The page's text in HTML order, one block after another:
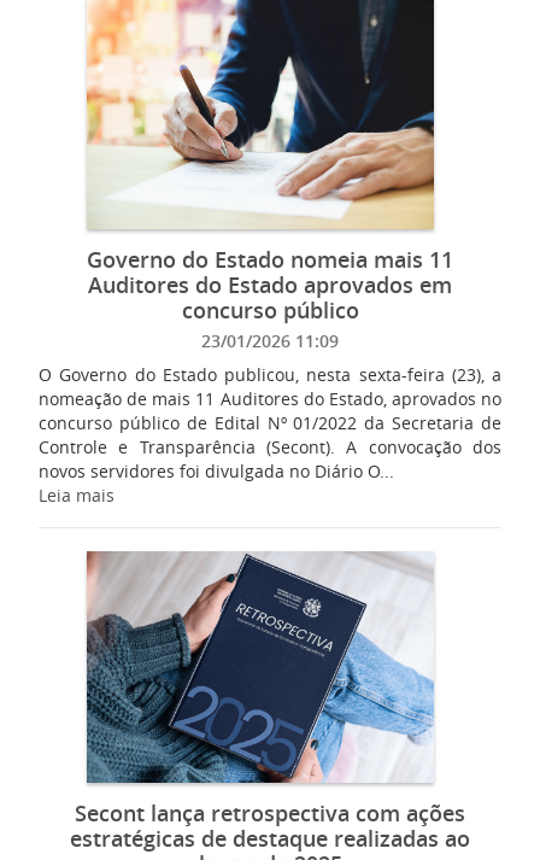
Governo do Estado nomeia mais 11
Auditores do Estado aprovados em
concurso público
23/01/2026 11:09
O Governo do Estado publicou, nesta sexta-feira (23), a
nomeação de mais 11 Auditores do Estado, aprovados no
concurso público de Edital Nº 01/2022 da Secretaria de
Controle e Transparência (Secont). A convocação dos
novos servidores foi divulgada no Diário O...
Leia mais
Secont lança retrospectiva com ações
estratégicas de destaque realizadas ao